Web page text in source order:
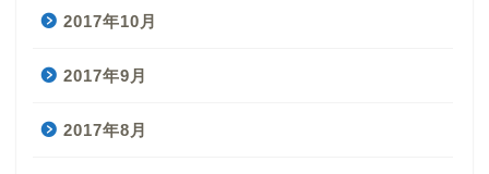
2017年10月
2017年9月
2017年8月